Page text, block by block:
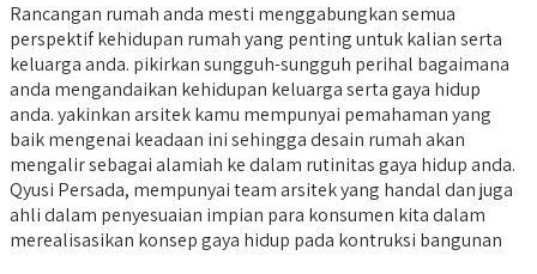
Rancangan rumah anda mesti menggabungkan semua
perspektif kehidupan rumah yang penting untuk kalian serta
keluarga anda. pikirkan sungguh-sungguh perihal bagaimana
anda mengandaikan kehidupan keluarga serta gaya hidup
anda. yakinkan arsitek kamu mempunyai pemahaman yang
baik mengenai keadaan ini sehingga desain rumah akan
mengalir sebagai alamiah ke dalam rutinitas gaya hidup anda.
Qyusi Persada, mempunyai team arsitek yang handal dan juga
ahli dalam penyesuaian impian para konsumen kita dalam
merealisasikan konsep gaya hidup pada kontruksi bangunan